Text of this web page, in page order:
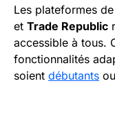
Les plateformes de
et Trade Republic
accessible à tous.
fonctionnalités
soient débutants